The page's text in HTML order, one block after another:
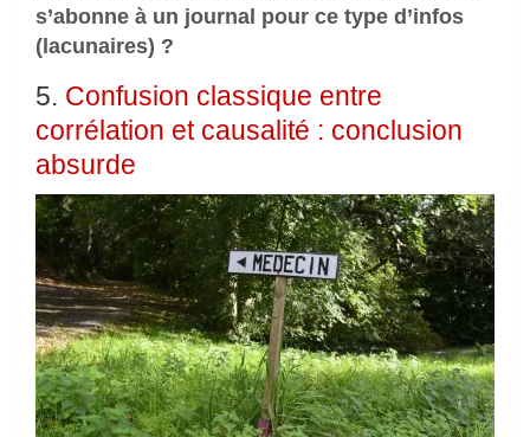
s’abonne à un journal pour ce type d’infos
(lacunaires) ?
5. Confusion classique entre
corrélation et causalité : conclusion
absurde